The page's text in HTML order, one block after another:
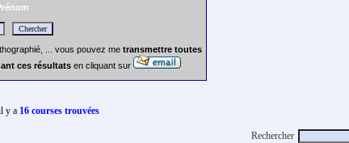
... vous pouvez me transmettre toutes
ces résultats en cliquant sur
y a 16 courses trouvées
Rechercher